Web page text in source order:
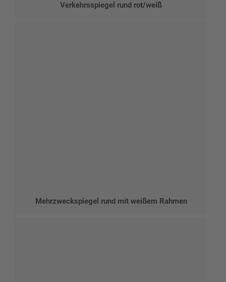
Verkehrsspiegel rund rot/weiß
Mehrzweckspiegel rund mit weißem Rahmen